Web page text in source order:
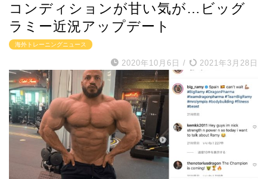
コンディションが甘い気が…ビッグ
ラミー近況アップデート
海外トレーニングニュース
2020年10月6日 / 2021年3月28日